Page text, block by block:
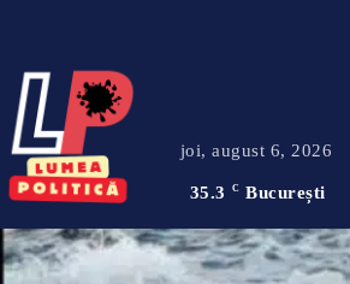
joi, august 6, 2026
35.3 C București